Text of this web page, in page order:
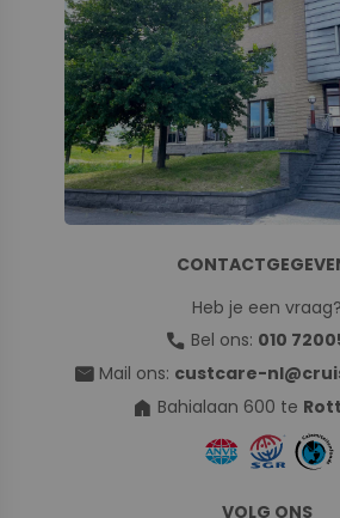
Heb je een vraag?
call Bel ons: 010
mail Mail ons: custcare-
home Bahialaan 600 te
VOLG ONS